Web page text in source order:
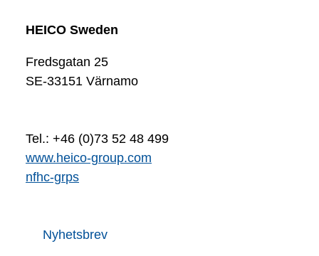
HEICO Sweden
Fredsgatan 25
SE-33151 Värnamo
Tel.: +46 (0)73 52 48 499
www.heico-group.com
nfhc-grps
Nyhetsbrev